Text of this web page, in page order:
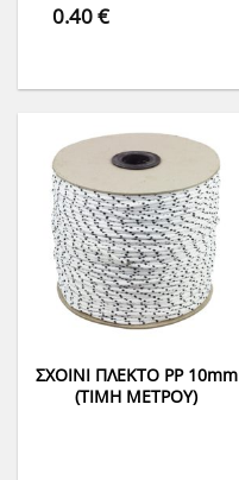
0.40€
ΣΧΟΙΝΙ ΠΛΕΚΤΟ PP 10mm
(ΤΙΜΗ ΜΕΤΡΟΥ)